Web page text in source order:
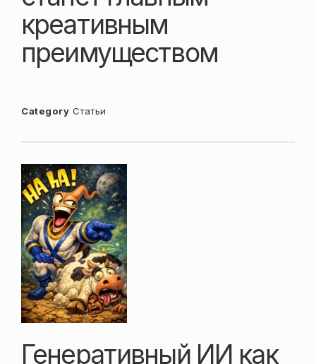
креативным
преимуществом
Category Статьи
Генеративный ИИ как